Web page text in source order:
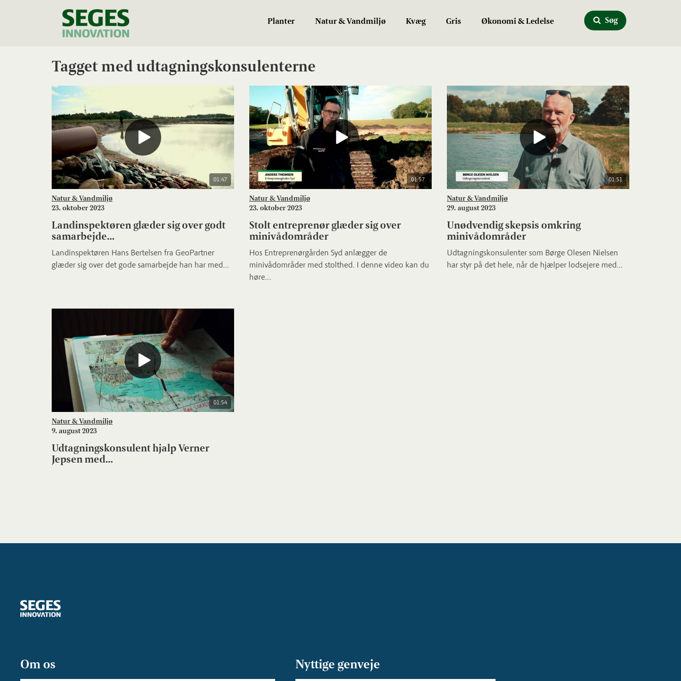
Planter Natur & Vandmiljø Kvæg Gris Økonomi & Ledelse Søg
Tagget med udtagningskonsulenterne
01:47
Natur & Vandmiljø
23. oktober 2023
Landinspektøren glæder sig over godt
samarbejde...
Landinspektøren Hans Bertelsen fra GeoPartner
glæder sig over det gode samarbejde han har med...
01:57
Natur & Vandmiljø
23. oktober 2023
Stolt entreprenør glæder sig over
minivådområder
Hos Entreprenørgården Syd anlægger de
minivådområder med stolthed. I denne video kan du
høre...
01:51
Natur & Vandmiljø
29. august 2023
Unødvendig skepsis omkring
minivådområder
Udtagningskonsulenter som Børge Olesen Nielsen
har styr på det hele, når de hjælper lodsejere med...
01:54
Natur & Vandmiljø
9. august 2023
Udtagningskonsulent hjalp Verner
Jepsen med...
Om os Nyttige genveje